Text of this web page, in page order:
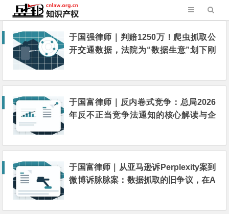
于国强律师｜判赔1250万！爬虫抓取公
开交通数据，法院为“数据生意”划下刚
于国富律师｜反内卷式竞争：总局2026
年反不正当竞争法通知的核心解读与企
于国富律师｜从亚马逊诉Perplexity案到
微博诉脉脉案：数据抓取的旧争议，在A